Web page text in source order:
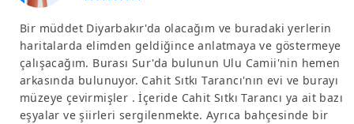
Bir müddet Diyarbakır'da olacağım ve buradaki yerlerin
haritalarda elimden geldiğince anlatmaya ve göstermeye
çalışacağım. Burası Sur'da bulunun Ulu Camii'nin hemen
arkasında bulunuyor. Cahit Sıtkı Tarancı'nın evi ve burayı
müzeye çevirmişler . İçeride Cahit Sıtkı Tarancı ya ait bazı
eşyalar ve şiirleri sergilenmekte. Ayrıca bahçesinde bir